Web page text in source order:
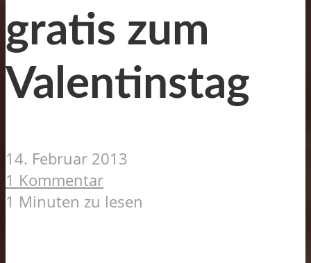
gratis zum
Valentinstag
14. Februar 2013
1 Kommentar
1 Minuten zu lesen